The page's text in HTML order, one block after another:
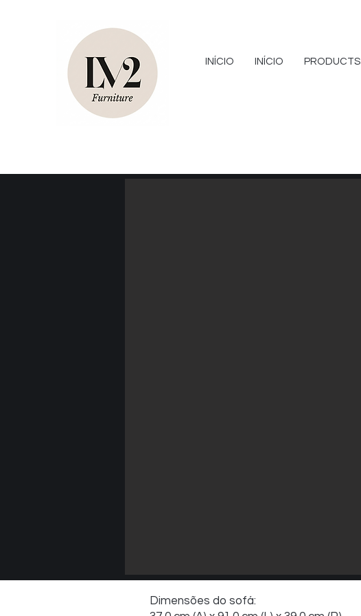
INÍCIO INÍCIO PRODUCTS
Dimensões do sofá: